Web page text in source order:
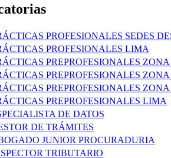
PROFESIONALES SEDES
PROFESIONALES LIMA
PREPROFESIONALES ZONA
PREPROFESIONALES ZONA
PREPROFESIONALES ZONA
PREPROFESIONALES LIMA
DE DATOS
DE TRÁMITES
JUNIOR PROCURADURIA
TRIBUTARIO